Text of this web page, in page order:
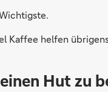
Kaffee helfen
Hut zu